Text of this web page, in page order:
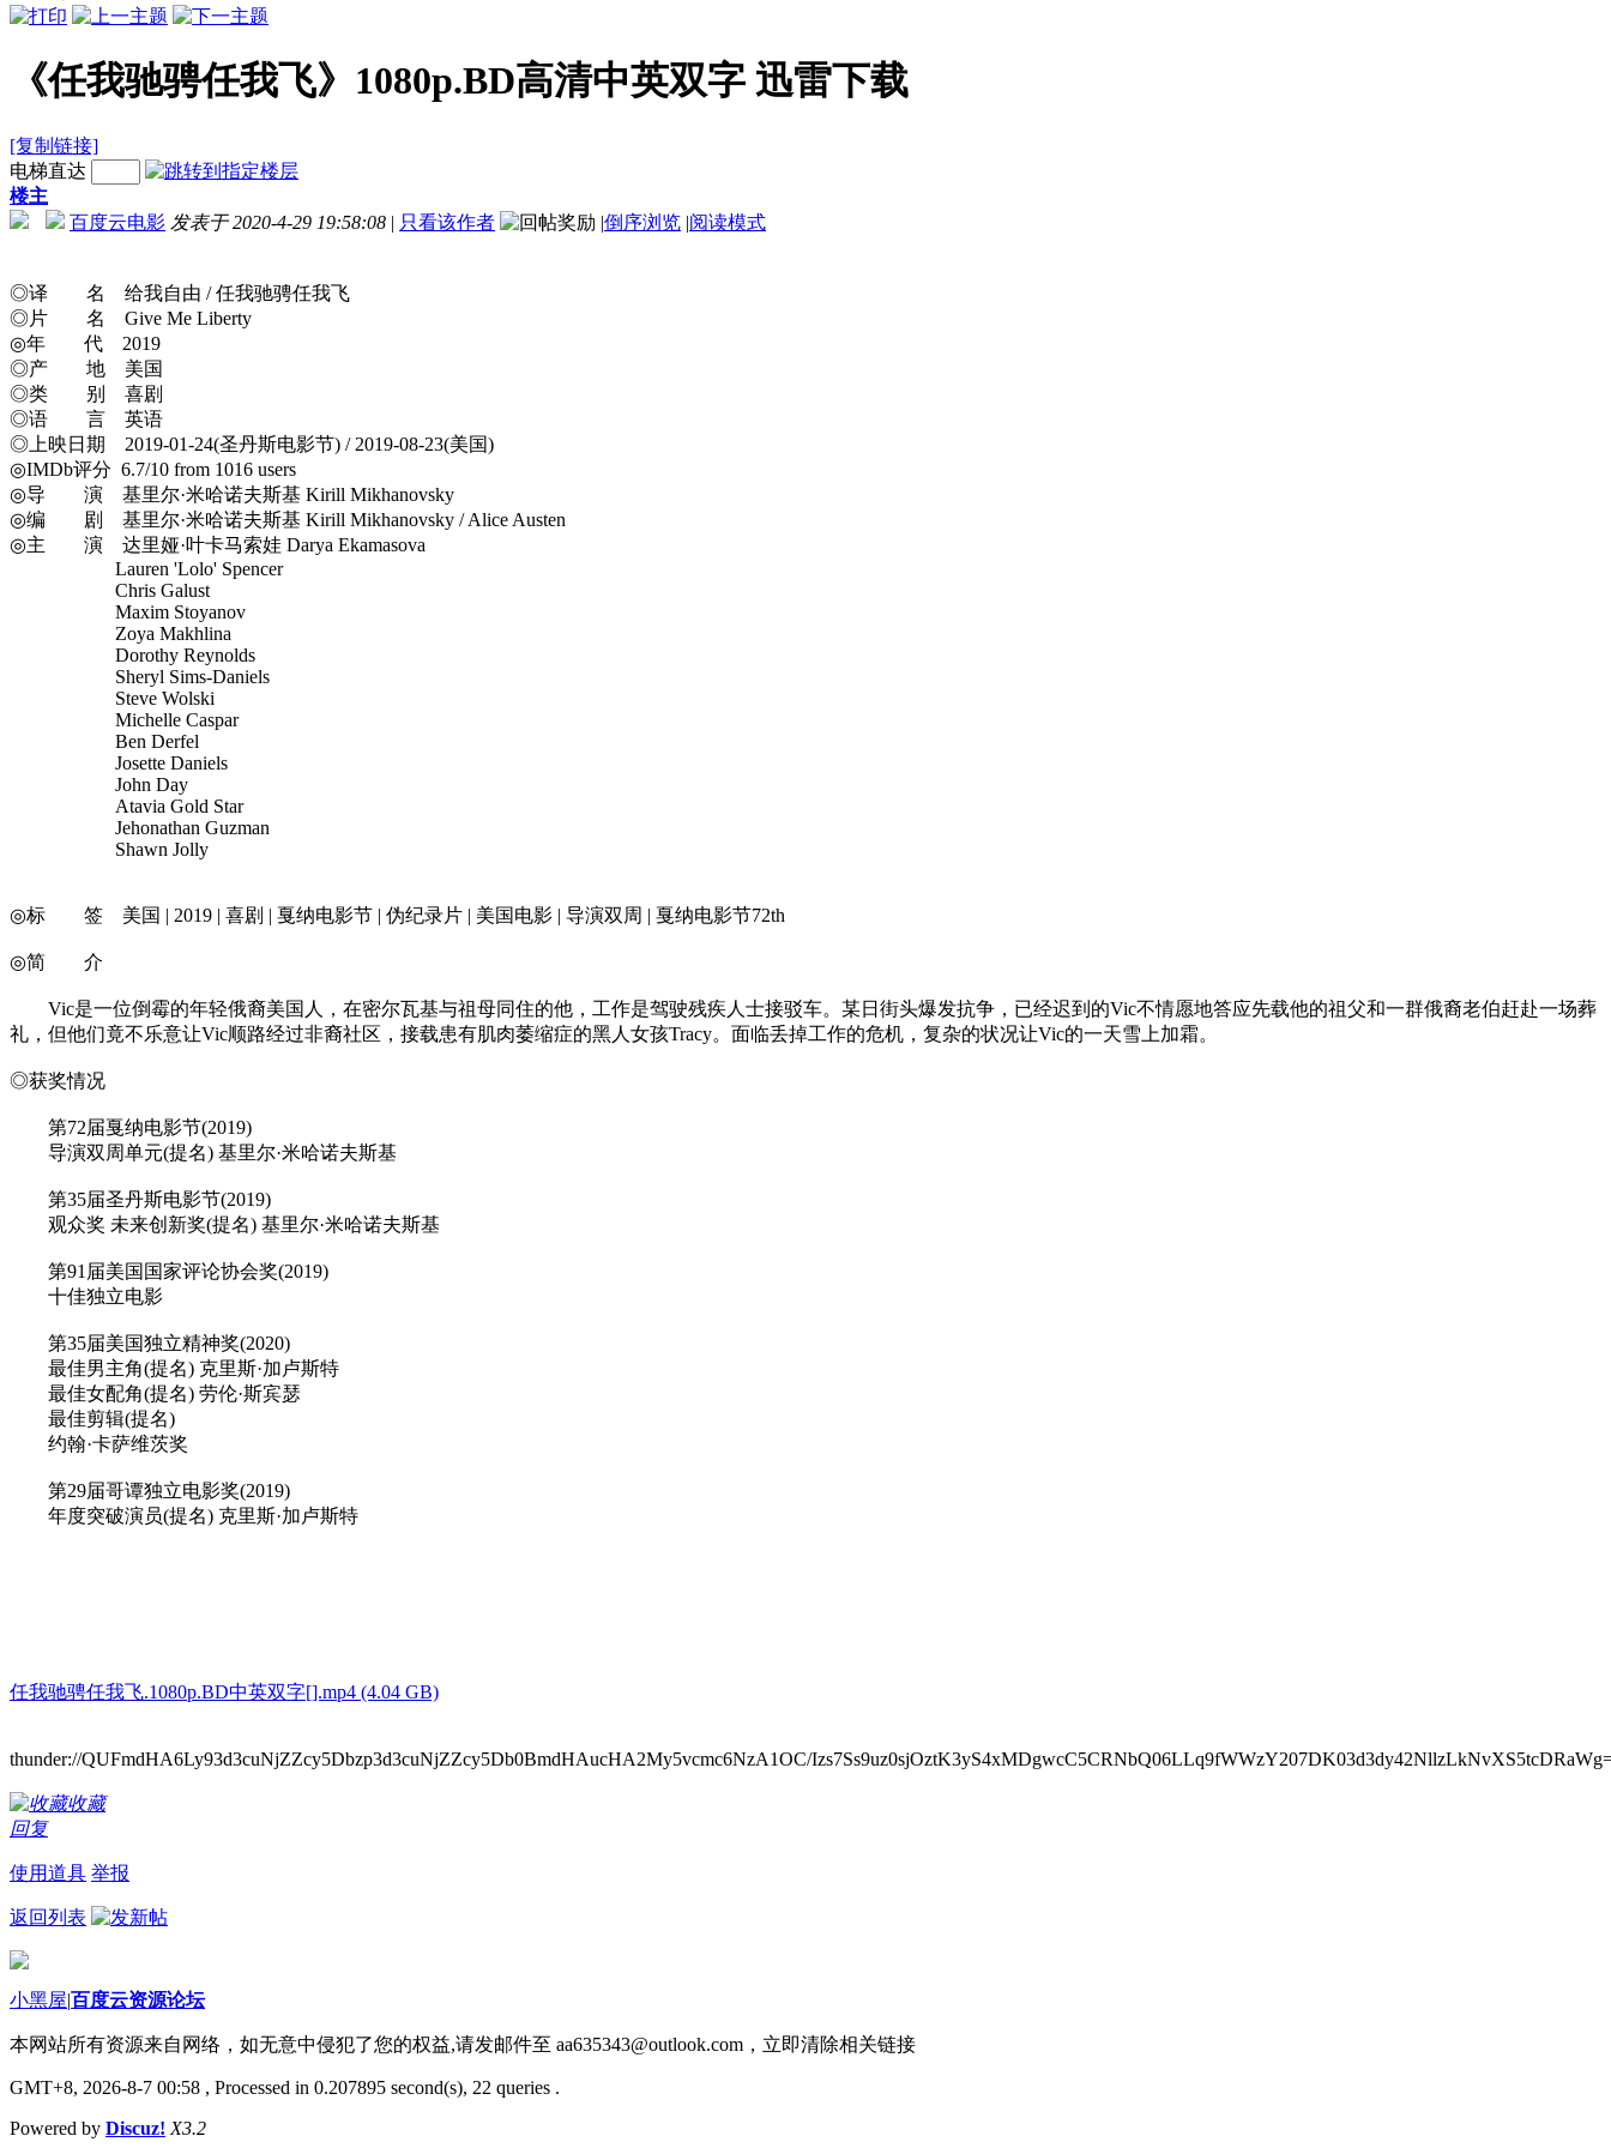
《任我驰骋任我飞》1080p.BD高清中英双字 迅雷下载
[复制链接]
电梯直达
楼主
百度云电影 发表于 2020-4-29 19:58:08 | 只看该作者 |倒序浏览 |阅读模式
◎译 名 给我自由 / 任我驰骋任我飞
◎片 名 Give Me Liberty
◎年 代 2019
◎产 地 美国
◎类 别 喜剧
◎语 言 英语
◎上映日期 2019-01-24(圣丹斯电影节) / 2019-08-23(美国)
◎IMDb评分 6.7/10 from 1016 users
◎导 演 基里尔·米哈诺夫斯基 Kirill Mikhanovsky
◎编 剧 基里尔·米哈诺夫斯基 Kirill Mikhanovsky / Alice Austen
◎主 演 达里娅·叶卡马索娃 Darya Ekamasova
Lauren 'Lolo' Spencer
Chris Galust
Maxim Stoyanov
Zoya Makhlina
Dorothy Reynolds
Sheryl Sims-Daniels
Steve Wolski
Michelle Caspar
Ben Derfel
Josette Daniels
John Day
Atavia Gold Star
Jehonathan Guzman
Shawn Jolly
◎标 签 美国 | 2019 | 喜剧 | 戛纳电影节 | 伪纪录片 | 美国电影 | 导演双周 | 戛纳电影节72th
◎简 介
Vic是一位倒霉的年轻俄裔美国人，在密尔瓦基与祖母同住的他，工作是驾驶残疾人士接驳车。某日街头爆发抗争，已经迟到的Vic不情愿地答应先载他的祖父和一群俄裔老伯赶赴一场葬
礼，但他们竟不乐意让Vic顺路经过非裔社区，接载患有肌肉萎缩症的黑人女孩Tracy。面临丢掉工作的危机，复杂的状况让Vic的一天雪上加霜。
◎获奖情况
第72届戛纳电影节(2019)
导演双周单元(提名) 基里尔·米哈诺夫斯基
第35届圣丹斯电影节(2019)
观众奖 未来创新奖(提名) 基里尔·米哈诺夫斯基
第91届美国国家评论协会奖(2019)
十佳独立电影
第35届美国独立精神奖(2020)
最佳男主角(提名) 克里斯·加卢斯特
最佳女配角(提名) 劳伦·斯宾瑟
最佳剪辑(提名)
约翰·卡萨维茨奖
第29届哥谭独立电影奖(2019)
年度突破演员(提名) 克里斯·加卢斯特
任我驰骋任我飞.1080p.BD中英双字[].mp4 (4.04 GB)
thunder://QUFmdHA6Ly93d3cuNjZZcy5Dbzp3d3cuNjZZcy5Db0BmdHAucHA2My5vcmc6NzA1OC/
收藏
回复
使用道具 举报
返回列表
小黑屋|百度云资源论坛
本网站所有资源来自网络，如无意中侵犯了您的权益,请发邮件至 aa635343@outlook.com ，立即清除相关链接
GMT+8, 2026-8-7 00:58 , Processed in 0.207895 second(s), 22 queries .
Powered by Discuz! X3.2